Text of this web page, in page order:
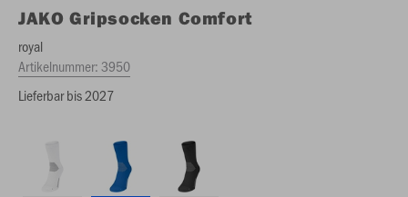
JAKO Gripsocken Comfort
royal
Artikelnummer:3950
Lieferbar bis 2027